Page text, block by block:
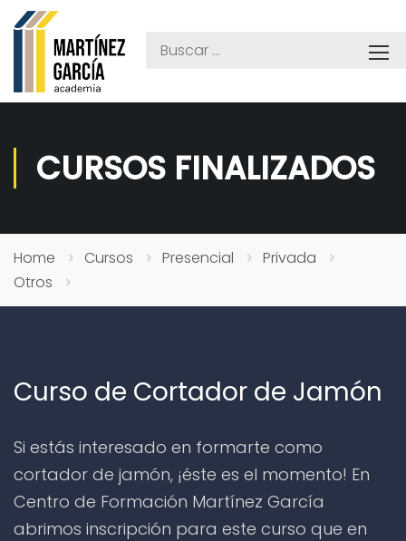
CURSOS FINALIZADOS
Home Cursos Presencial
Privada
Otros
Curso de Cortador de Jamón
Si estás interesado en formarte como
cortador de jamón, ¡éste es el momento! En
Centro de Formación Martínez García
abrimos inscripción para este curso que en